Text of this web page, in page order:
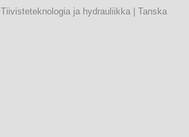
Tiivisteteknologia ja hydrauliikka | Tanska